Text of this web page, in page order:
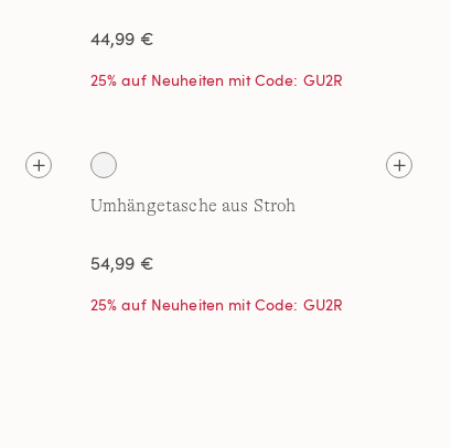
44,99 €
25% auf Neuheiten mit Code: GU2R
Umhängetasche aus Stroh
54,99 €
25% auf Neuheiten mit Code: GU2R